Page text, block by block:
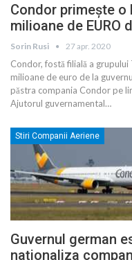
Condor primește
milioane de EURO
Sorin Rusi 27 apr. 2020
Condor, fostă filială a
milioane de euro de la
păstra compania Condor pe
Ajutorul guvernamental…
Stiri Companii Aeriene
Guvernul german
naționaliza